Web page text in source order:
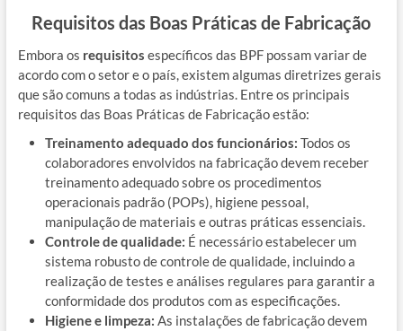
Requisitos das Boas Práticas de Fabricação
Embora os requisitos específicos das BPF possam variar de
acordo com o setor e o país, existem algumas diretrizes gerais
que são comuns a todas as indústrias. Entre os principais
requisitos das Boas Práticas de Fabricação estão:
Treinamento adequado dos funcionários: Todos os
colaboradores envolvidos na fabricação devem receber
treinamento adequado sobre os procedimentos
operacionais padrão (POPs), higiene pessoal,
manipulação de materiais e outras práticas essenciais.
Controle de qualidade: É necessário estabelecer um
sistema robusto de controle de qualidade, incluindo a
realização de testes e análises regulares para garantir a
conformidade dos produtos com as especificações.
Higiene e limpeza: As instalações de fabricação devem